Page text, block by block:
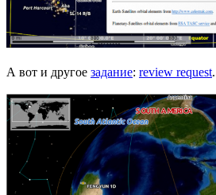
А вот и другое задание: review request